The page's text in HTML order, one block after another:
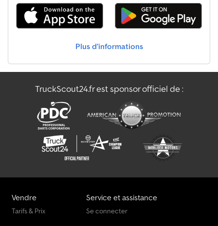
Piaggio Pick-Up
Pick-Up
Volvo Pick-Up
Vw Pick-Up
Plus d’informations
TruckScout24.fr est sponsor officiel de :
Vendre
Tarifs & Prix
Service et assistance
Se connecter